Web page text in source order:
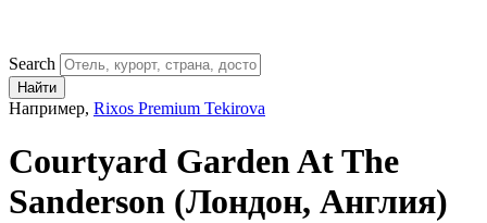
Search
Найти
Например, Rixos Premium Tekirova
Courtyard Garden At The
Sanderson (Лондон, Англия)